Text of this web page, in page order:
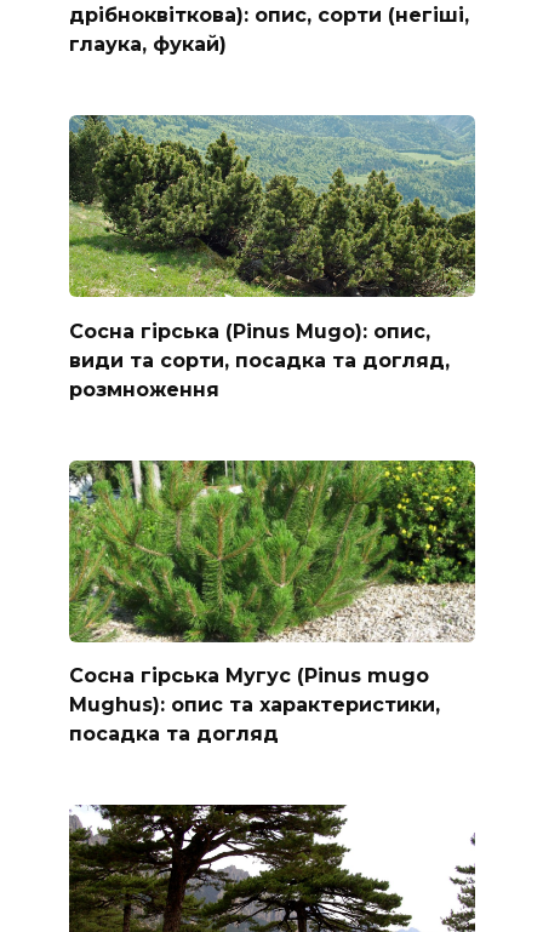
дрібноквіткова): опис, сорти (негіші,
глаука, фукай)
Сосна гірська (Pinus Mugo): опис,
види та сорти, посадка та догляд,
розмноження
Сосна гірська Мугус (Pinus mugo
Mughus): опис та характеристики,
посадка та догляд